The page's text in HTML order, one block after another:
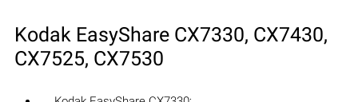
Kodak EasyShare CX7330‎, CX7430‎,
CX7525‎, CX7530‎